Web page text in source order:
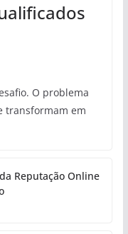
O problema
transformam em
Reputação Online